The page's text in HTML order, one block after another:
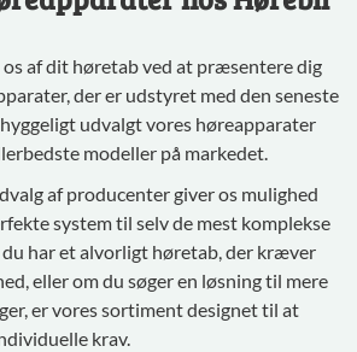
af dit høretab ved at præsentere dig
der er udstyret med den seneste
udvalgt vores høreapparater
modeller på markedet.
af producenter giver os mulighed
system til selv de mest komplekse
har et alvorligt høretab, der kræver
eller om du søger en løsning til mere
er vores sortiment designet til at
krav.